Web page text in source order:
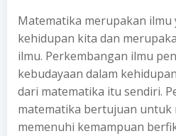
Matematika merupakan ilmu
kehidupan kita dan
ilmu. Perkembangan ilmu
kebudayaan dalam
dari matematika itu sendiri.
matematika bertujuan untuk
memenuhi kemampuan